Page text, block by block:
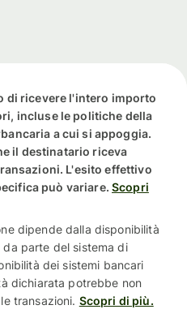
di ricevere l'intero importo
incluse le politiche della
a cui si appoggia.
il destinatario riceva
L'esito effettivo
può variare. Scopri
dipende dalla disponibilità
parte del sistema di
dei sistemi bancari
dichiarata potrebbe non
transazioni. Scopri di più.